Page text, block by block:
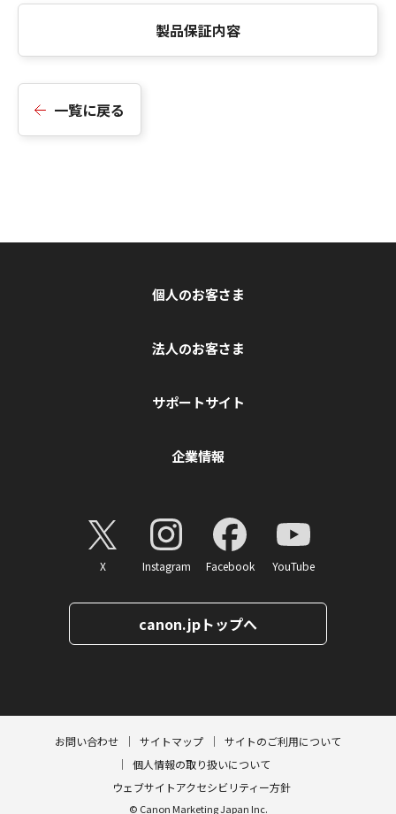
製品保証内容
一覧に戻る
個人のお客さま
法人のお客さま
サポートサイト
企業情報
X Instagram Facebook YouTube
canon.jpトップへ
お問い合わせ サイトマップ
サイトのご利用について
個人情報の取り扱いについて
ウェブサイトアクセシビリティー方針
© Canon Marketing Japan Inc.